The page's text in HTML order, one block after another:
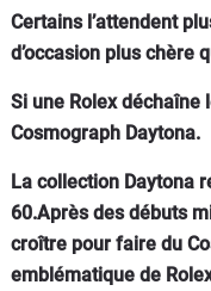
Certains l’attendent
d’occasion plus chère
Si une Rolex déchaîne
Cosmograph Daytona.
La collection Daytona
60.Après des débuts
croître pour faire du
emblématique de